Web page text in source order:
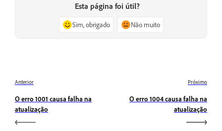
Esta página foi útil?
Sim, obrigado Não muito
Anterior
O erro 1001 causa falha na
atualização
Próximo
O erro 1004 causa falha na
atualização